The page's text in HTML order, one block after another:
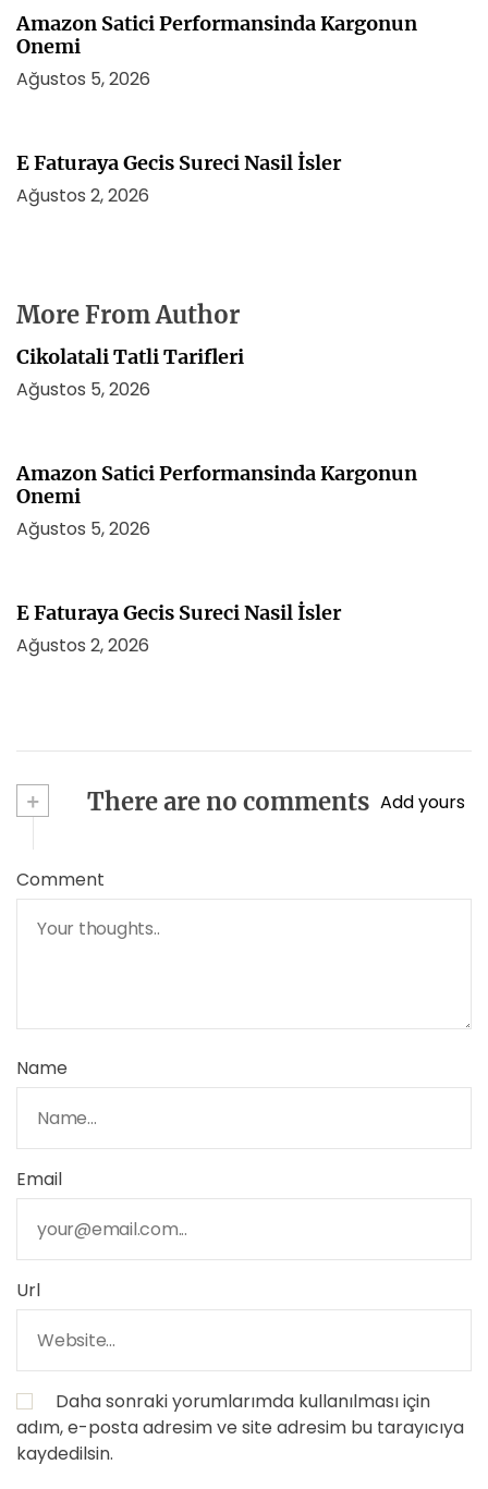
Amazon Satici Performansinda Kargonun
Onemi
Ağustos 5, 2026
E Faturaya Gecis Sureci Nasil İsler
Ağustos 2, 2026
More From Author
Cikolatali Tatli Tarifleri
Ağustos 5, 2026
Amazon Satici Performansinda Kargonun
Onemi
Ağustos 5, 2026
E Faturaya Gecis Sureci Nasil İsler
Ağustos 2, 2026
+ There are no comments Add yours
Comment
Name
Email
Url
Daha sonraki yorumlarımda kullanılması için
adım, e-posta adresim ve site adresim bu tarayıcıya
kaydedilsin.